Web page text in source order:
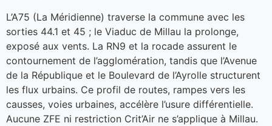
L’A75 (La Méridienne) traverse la commune avec les
sorties 44.1 et 45 ; le Viaduc de Millau la prolonge,
exposé aux vents. La RN9 et la rocade assurent le
contournement de l’agglomération, tandis que l’Avenue
de la République et le Boulevard de l’Ayrolle structurent
les flux urbains. Ce profil de routes, rampes vers les
causses, voies urbaines, accélère l’usure différentielle.
Aucune ZFE ni restriction Crit’Air ne s’applique à Millau.